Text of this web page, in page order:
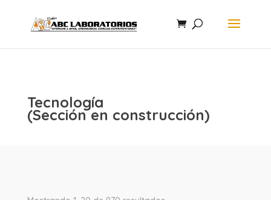
Tecnología
(Sección en construcción)